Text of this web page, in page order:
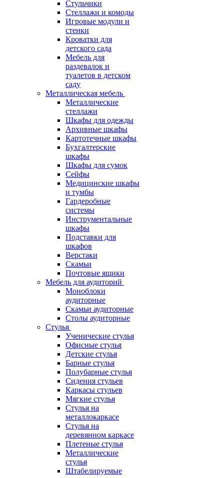
Стульчики
Стеллажи и комоды
Игровые модули и
стенки
Кроватки для
детского сада
Мебель для
раздевалок и
туалетов в детском
саду
Металлическая мебель
Металлические
стеллажи
Шкафы для одежды
Архивные шкафы
Картотечные шкафы
Бухгалтерские
шкафы
Шкафы для сумок
Сейфы
Медицинские шкафы
и тумбы
Гардеробные
системы
Инструментальные
шкафы
Подставки для
шкафов
Верстаки
Скамьи
Почтовые ящики
Мебель для аудиторий
Моноблоки
аудиторные
Скамьи аудиторные
Столы аудиторные
Стулья
Ученические стулья
Офисные стулья
Детские стулья
Барные стулья
Полубарные стулья
Сидения стульев
Каркасы стульев
Мягкие стулья
Стулья на
металлокаркасе
Стулья на
деревянном каркасе
Плетеные стулья
Металлические
стулья
Штабелируемые